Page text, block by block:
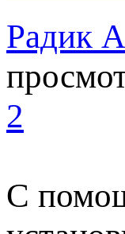
Радик
2
С